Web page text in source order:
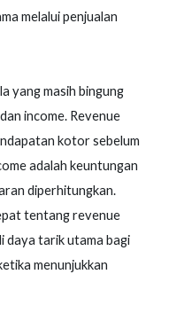
melalui penjualan
yang masih bingung
income. Revenue
kotor sebelum
adalah keuntungan
diperhitungkan.
tentang revenue
daya tarik utama bagi
menunjukkan